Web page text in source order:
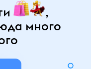
,
много